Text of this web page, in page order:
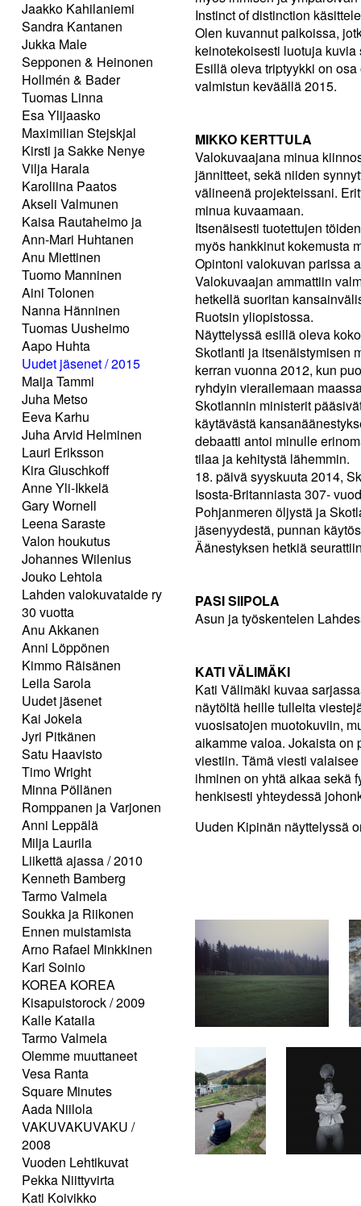
Jaakko Kahilaniemi
Sandra Kantanen
Jukka Male
Sepponen & Heinonen
Hollmén & Bader
Tuomas Linna
Esa Ylijaasko
Maximilian Stejskjal
Kirsti ja Sakke Nenye
Vilja Harala
Karoliina Paatos
Akseli Valmunen
Kaisa Rautaheimo ja
Ann-Mari Huhtanen
Anu Miettinen
Tuomo Manninen
Aini Tolonen
Nanna Hänninen
Tuomas Uusheimo
Aapo Huhta
Uudet jäsenet / 2015
Maija Tammi
Juha Metso
Eeva Karhu
Juha Arvid Helminen
Lauri Eriksson
Kira Gluschkoff
Anne Yli-Ikkelä
Gary Wornell
Leena Saraste
Valon houkutus
Johannes Wilenius
Jouko Lehtola
Lahden valokuvataide ry
30 vuotta
Anu Akkanen
Anni Löppönen
Kimmo Räisänen
Leila Sarola
Uudet jäsenet
Kai Jokela
Jyri Pitkänen
Satu Haavisto
Timo Wright
Minna Pöllänen
Romppanen ja Varjonen
Anni Leppälä
Milja Laurila
Liikettä ajassa / 2010
Kenneth Bamberg
Tarmo Valmela
Soukka ja Riikonen
Ennen muistamista
Arno Rafael Minkkinen
Kari Soinio
KOREA KOREA
Kisapuistorock / 2009
Kalle Kataila
Tarmo Valmela
Olemme muuttaneet
Vesa Ranta
Square Minutes
Aada Niilola
VAKUVAKUVAKU /
2008
Vuoden Lehtikuvat
Pekka Niittyvirta
Kati Koivikko
Instinct of distinction
Olen kuvannut paikoissa,
keinotekoisesti luotuja
Esillä oleva triptyykki on
valmistun keväällä 2015.
MIKKO KERTTULA
Valokuvaajana minua
jännitteet, sekä niiden
välineenä projekteissani.
minua kuvaamaan.
Itsenäisesti tuotettujen
myös hankkinut kokemusta
Opintoni valokuvan parissa
Valokuvaajan ammattiin
hetkellä suoritan
Ruotsin yliopistossa.
Näyttelyssä esillä oleva
Skotlanti ja itsenäistymisen
kerran vuonna 2012, kun
ryhdyin vierailemaan
Skotlannin ministerit
käytävästä
debaatti antoi minulle
tilaa ja kehitystä lähemmin.
18. päivä syyskuuta 2014,
Isosta-Britanniasta 307-
Pohjanmeren öljystä ja
jäsenyydestä, punnan
Äänestyksen hetkiä
PASI SIIPOLA
Asun ja työskentelen
KATI VÄLIMÄKI
Kati Välimäki kuvaa
näytöltä heille tulleita
vuosisatojen muotokuviin,
aikamme valoa. Jokaista
viestiin. Tämä viesti
ihminen on yhtä aikaa sekä
henkisesti yhteydessä
Uuden Kipinän näyttelyssä